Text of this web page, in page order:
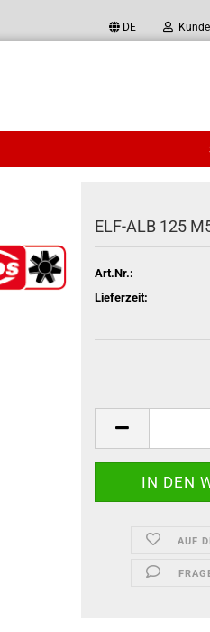
DE
ELF-ALB 125
Art.Nr.:
Lieferzeit:
AUF